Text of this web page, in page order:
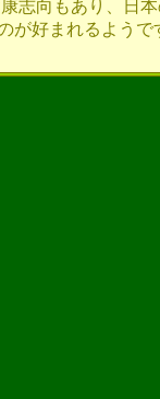
志向もあり、日
が好まれるようで